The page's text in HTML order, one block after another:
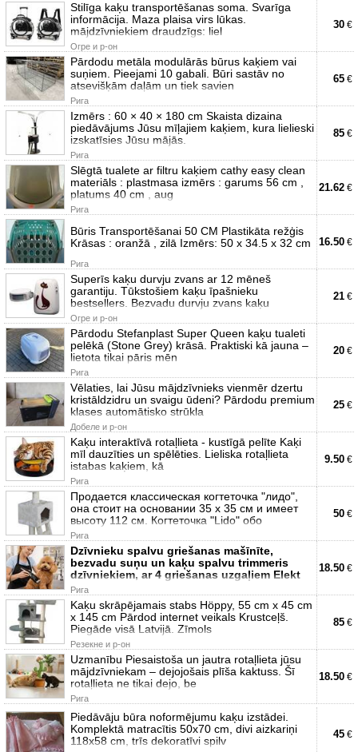
Stilīga kaķu transportēšanas soma. Svarīga
informācija. Maza plaisa virs lūkas.
mājdzīvniekiem draudzīgs: liel
Огре и р-он
30 €
Pārdodu metāla modulārās būrus kaķiem vai
suņiem. Pieejami 10 gabali. Būri sastāv no
atsevišķām daļām un tiek savien
Рига
65 €
Izmērs : 60 × 40 × 180 cm Skaista dizaina
piedāvājums Jūsu mīļajiem kaķiem, kura lielieski
izskatīsies Jūsu mājās.
Рига
85 €
Slēgtā tualete ar filtru kaķiem cathy easy clean
materiāls : plastmasa izmērs : garums 56 cm ,
platums 40 cm , aug
Рига
21.62 €
Būris Transportēšanai 50 CM Plastikāta režģis
Krāsas : oranžā , zilā Izmērs: 50 х 34.5 х 32 cm
Рига
16.50 €
Superīs kaķu durvju zvans ar 12 mēneš
garantiju. Tūkstošiem kaķu īpašnieku
bestsellers. Bezvadu durvju zvans kaķu
Огре и р-он
21 €
Pārdodu Stefanplast Super Queen kaķu tualeti
pelēkā (Stone Grey) krāsā. Praktiski kā jauna –
lietota tikai pāris mēn
Рига
20 €
Vēlaties, lai Jūsu mājdzīvnieks vienmēr dzertu
kristāldzidru un svaigu ūdeni? Pārdodu premium
klases automātisko strūkla
Добеле и р-он
25 €
Kaķu interaktīvā rotaļlieta - kustīgā pelīte Kaķi
mīl dauzīties un spēlēties. Lieliska rotaļlieta
istabas kaķiem, kā
Рига
9.50 €
Продается классическая когтеточка "лидо",
она стоит на основании 35 х 35 см и имеет
высоту 112 см. Когтеточка "Lido" обо
Рига
50 €
Dzīvnieku spalvu griešanas mašīnīte,
bezvadu suņu un kaķu spalvu trimmeris
dzīvniekiem, ar 4 griešanas uzgaļiem Elekt
Рига
18.50 €
Kaķu skrāpējamais stabs Höppy, 55 cm x 45 cm
x 145 cm Pārdod internet veikals Krustceļš.
Piegāde visā Latvijā. Zīmols
Резекне и р-он
85 €
Uzmanību Piesaistoša un jautra rotaļlieta jūsu
mājdzīvniekam – dejojošais plīša kaktuss. Šī
rotaļlieta ne tikai dejo, be
Рига
18.50 €
Piedāvāju būra noformējumu kaķu izstādei.
Komplektā matracītis 50x70 cm, divi aizkariņi
118x58 cm, trīs dekoratīvi spilv
45 €